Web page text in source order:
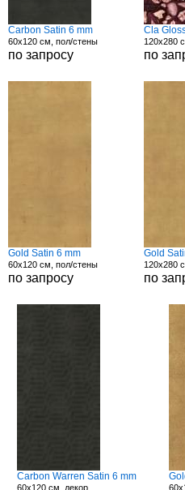
Carbon Satin 6 mm
60x120 см, пол/стены
по запросу
Cla
120x280
по
Gold Satin 6 mm
60x120 см, пол/стены
по запросу
Gold
120x280
по
Carbon Warren Satin 6 mm
60x120 см, декор